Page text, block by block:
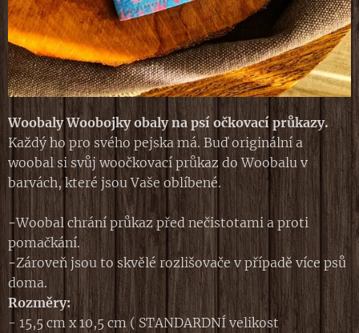
Woobaly Woobojky obaly na psí očkovací průkazy.
Každý ho pro svého pejska má. Buď originální a
woobal si svůj woočkovací průkaz do Woobalu v
barvách, které jsou Vaše oblíbené.
-Woobal chrání průkaz před nečistotami a proti
pomačkání.
-Zároveň jsou to skvělé rozlišovače v případě více psů
doma.
Rozměry:
- 15,5 cm x 10,5 cm ( STANDARDNÍ velikost